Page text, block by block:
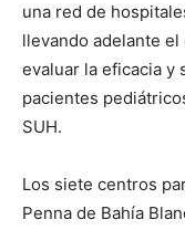
una red de
llevando adelante
evaluar la eficacia y
pacientes
SUH.
Los siete centros
Penna de Bahía